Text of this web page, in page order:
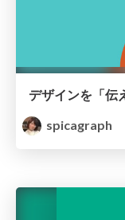
デザインを「伝
spicagraph